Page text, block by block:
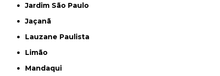
Jardim São Paulo
Jaçanã
Lauzane Paulista
Limão
Mandaqui